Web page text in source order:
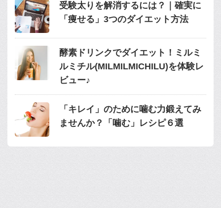
受験太りを解消するには？｜確実に
「痩せる」3つのダイエット方法
酵素ドリンクでダイエット！ミルミ
ルミチル(MILMILMICHILU)を体験レ
ビュー♪
「キレイ」のために噛む力鍛えてみ
ませんか？「噛む」レシピ６選